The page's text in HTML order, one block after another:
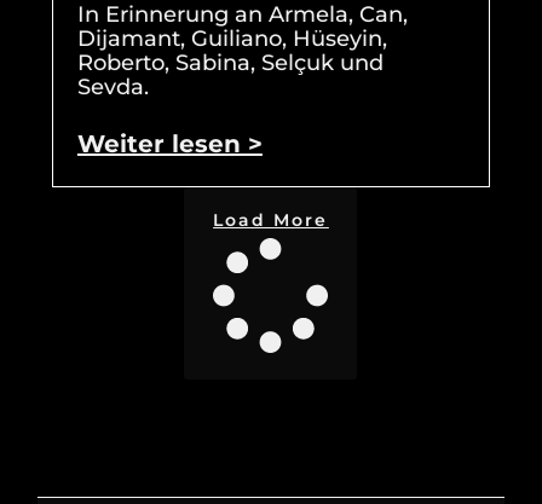
In Erinnerung an Armela, Can,
Dijamant, Guiliano, Hüseyin,
Roberto, Sabina, Selçuk und
Sevda.
Weiter lesen >
Load More